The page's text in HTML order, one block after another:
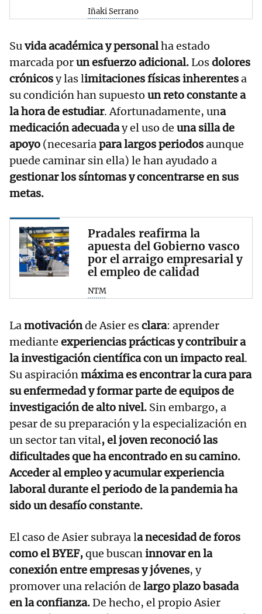
Iñaki Serrano
Suvidaacadémica y personalha estado
marcada porun esfuerzo adicional.Losdolores
crónicosy las limitaciones físicas inherentesa
su condición han supuesto un reto constante a
la hora de estudiar. Afortunadamente, una
medicación adecuaday el uso de una silla de
apoyo (necesariapara largos periodosaunque
puede caminar sin ella) le han ayudado a
gestionar los síntomas y concentrarse en sus
metas.
Pradales reafirma la
apuesta del Gobierno vasco
por el arraigo empresarial y
el empleo de calidad
NTM
Lamotivaciónde Asier esclara: aprender
mediante experiencias prácticas y contribuir a
la investigación científica con un impacto real.
Su aspiraciónmáxima es encontrar la cura para
su enfermedad y formar parte de equipos de
investigación de alto nivel. Sin embargo, a
pesar de su preparación y la especialización en
un sector tan vital, el joven reconoció las
dificultades que ha encontrado en su camino.
Acceder al empleo y acumular experiencia
laboral durante el periodo de la pandemia ha
sido un desafío constante.
El caso de Asier subraya la necesidad de foros
como el BYEF,que buscaninnovar en la
conexión entre empresas y jóvenes, y
promover una relación de largo plazo basada
en la confianza.De hecho, el propio Asier